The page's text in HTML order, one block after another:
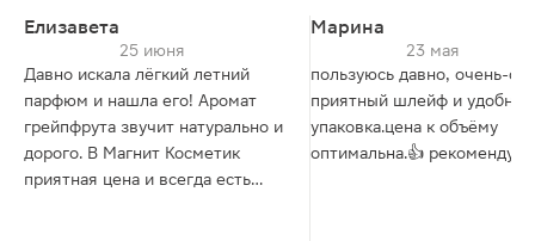
Елизавета
25 июня
Давно искала лёгкий летний
парфюм и нашла его! Аромат
грейпфрута звучит натурально и
дорого. В Магнит Косметик
приятная цена и всегда есть
Марина
23 мая
пользуюсь давно, очень-
приятный шлейф и удобная
упаковка.цена к объёму
оптимальна.👍 рекомендую